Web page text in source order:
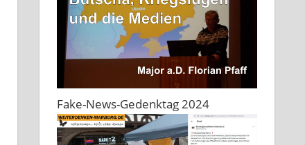
Fake-News-Gedenktag 2024